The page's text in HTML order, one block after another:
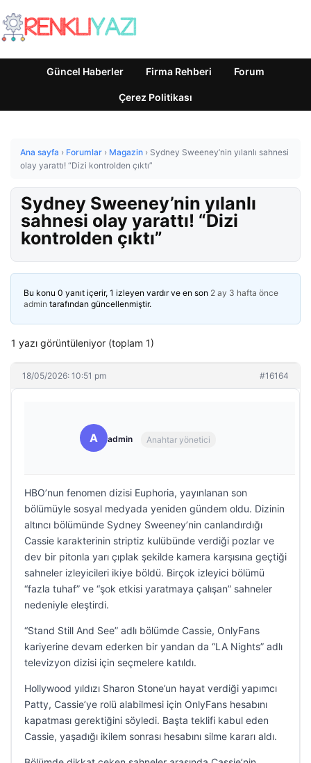
Güncel Haberler Firma Rehberi Forum
Çerez Politikası
Ana sayfa › Forumlar › Magazin › Sydney Sweeney’nin yılanlı sahnesi
olay yarattı! “Dizi kontrolden çıktı”
Sydney Sweeney’nin yılanlı
sahnesi olay yarattı! “Dizi
kontrolden çıktı”
Bu konu 0 yanıt içerir, 1 izleyen vardır ve en son 2 ay 3 hafta önce
admin tarafından güncellenmiştir.
1 yazı görüntüleniyor (toplam 1)
18/05/2026: 10:51 pm #16164
A admin Anahtar yönetici
HBO’nun fenomen dizisi Euphoria, yayınlanan son
bölümüyle sosyal medyada yeniden gündem oldu. Dizinin
altıncı bölümünde Sydney Sweeney’nin canlandırdığı
Cassie karakterinin striptiz kulübünde verdiği pozlar ve
dev bir pitonla yarı çıplak şekilde kamera karşısına geçtiği
sahneler izleyicileri ikiye böldü. Birçok izleyici bölümü
“fazla tuhaf” ve “şok etkisi yaratmaya çalışan” sahneler
nedeniyle eleştirdi.
“Stand Still And See” adlı bölümde Cassie, OnlyFans
kariyerine devam ederken bir yandan da “LA Nights” adlı
televizyon dizisi için seçmelere katıldı.
Hollywood yıldızı Sharon Stone’un hayat verdiği yapımcı
Patty, Cassie’ye rolü alabilmesi için OnlyFans hesabını
kapatması gerektiğini söyledi. Başta teklifi kabul eden
Cassie, yaşadığı ikilem sonrası hesabını silme kararı aldı.